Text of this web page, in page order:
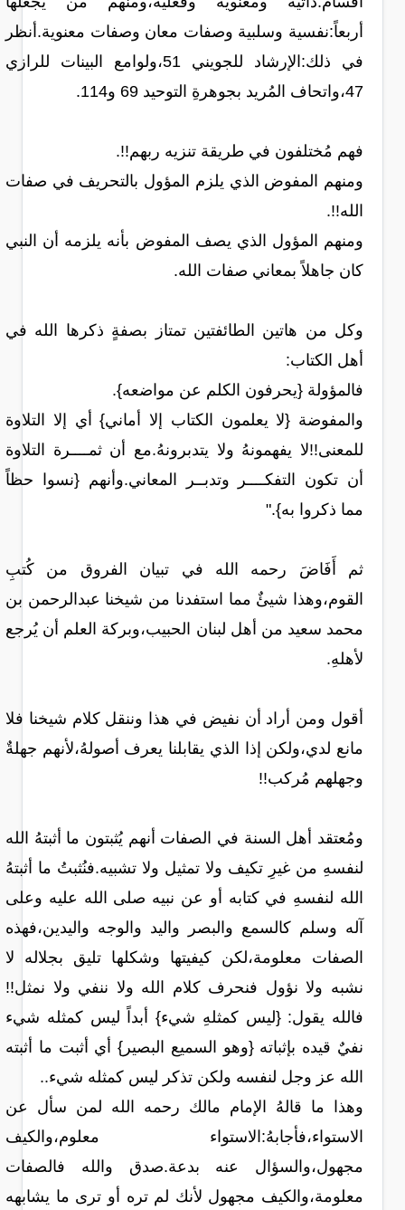
أربعاً:نفسية وسلبية وصفات معان وصفات معنوية.أنظر
في ذلك:الإرشاد للجويني 51،ولوامع البينات للرازي
47،واتحاف المُريد بجوهرةِ التوحيد 69 و114.
فهم مُختلفون في طريقة تنزيه ربهم!!.
ومنهم المفوض الذي يلزم المؤول بالتحريف في صفات
الله!!.
ومنهم المؤول الذي يصف المفوض بأنه يلزمه أن النبي
كان جاهلاً بمعاني صفات الله.
وكل من هاتين الطائفتين تمتاز بصفةٍ ذكرها الله في
أهل الكتاب:
فالمؤولة {يحرفون الكلم عن مواضعه}.
والمفوضة {لا يعلمون الكتاب إلا أماني} أي إلا التلاوة
للمعنى!!لا يفهمونهُ ولا يتدبرونهُ.مع أن ثمــــرة التلاوة
أن تكون التفكــــر وتدبــر المعاني.وأنهم {نسوا حظاً
مما ذكروا به}."
ثم أَفَاضَ رحمه الله في تبيان الفروق من كُتبِ
القوم،وهذا شيئٌ مما استفدنا من شيخنا عبدالرحمن بن
محمد سعيد من أهل لبنان الحبيب،وبركة العلم أن يُرجع
لأهلهِ.
أقول ومن أراد أن نفيض في هذا وننقل كلام شيخنا فلا
مانع لدي،ولكن إذا الذي يقابلنا يعرف أصولهُ،لأنهم جهلةٌ
وجهلهم مُركب!!
ومُعتقد أهل السنة في الصفات أنهم يُثبتون ما أثبتهُ الله
لنفسهِ من غيرِ تكيف ولا تمثيل ولا تشبيه.فنُثبتُ ما أثبتهُ
الله لنفسهِ في كتابه أو عن نبيه صلى الله عليه وعلى
آله وسلم كالسمع والبصر واليد والوجه واليدين،فهذه
الصفات معلومة،لكن كيفيتها وشكلها تليق بجلاله لا
نشبه ولا نؤول فنحرف كلام الله ولا ننفي ولا نمثل!!
فالله يقول: {ليس كمثلهِ شيء} أبداً ليس كمثله شيء
نفيٌ قيده بإثباته {وهو السميع البصير} أي أثبت ما أثبته
الله عز وجل لنفسه ولكن تذكر ليس كمثله شيء..
وهذا ما قالهُ الإمام مالك رحمه الله لمن سأل عن
الاستواء،فأجابهُ:الاستواء معلوم،والكيف
مجهول،والسؤال عنه بدعة.صدق والله فالصفات
معلومة،والكيف مجهول لأنك لم تره أو ترى ما يشابهه